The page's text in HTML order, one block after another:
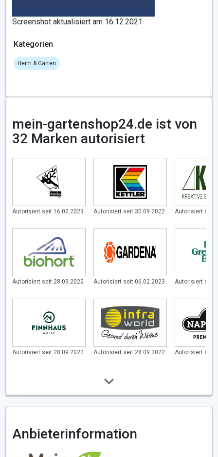
Screenshot aktualisiert am 16.12.2021
Kategorien
Heim & Garten
mein-gartenshop24.de ist von
32 Marken autorisiert
Autorisiert seit 16.02.2023
Autorisiert seit 28.09.2022
Autorisiert seit 28.09.2022
Autorisiert seit 30.09.2022
Autorisiert seit 06.02.2023
Autorisiert seit 28.09.2022
Autorisiert seit
Autorisiert seit
Autorisiert seit
Anbieterinformation